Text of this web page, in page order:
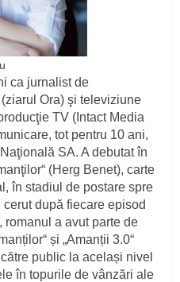
ca jurnalist de
Ora) şi televiziune
TV (Intact Media
tot pentru 10 ani,
SA. A debutat în
(Herg Benet), carte
în stadiul de postare spre
după fiecare episod
romanul a avut parte de
și „Amanții 3.0“
public la același nivel
în topurile de vânzări ale